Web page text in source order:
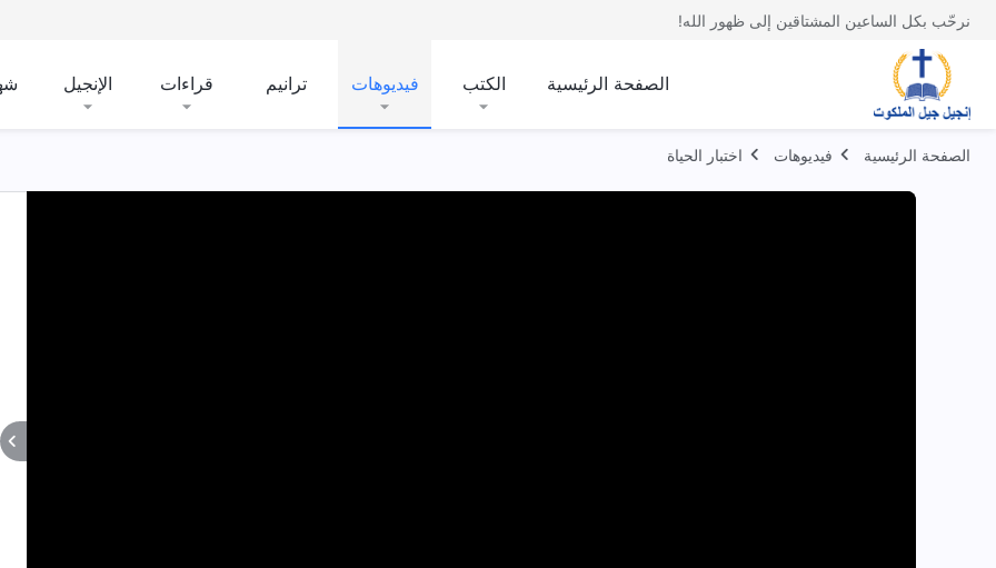
نرحّب بكل الساعين المشتاقين إلى ظهور الله!
الصفحة الرئيسية الكتب فيديوهات ترانيم قراءات الإنجيل
الصفحة الرئيسية فيديوهات اختبار الحياة